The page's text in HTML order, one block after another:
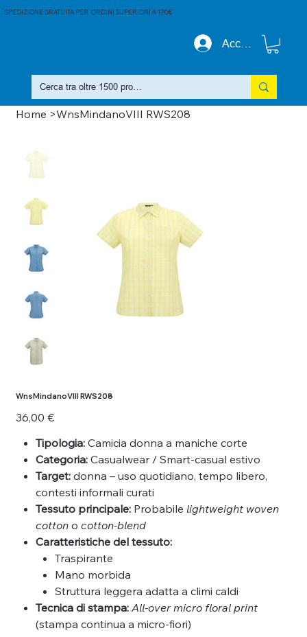
Accedi
SPEDIZIONE GRATUITA PER ORDINI SUPERIORI A 120€
Home >WnsMindanoVIII RWS208
WnsMindanoVIII RWS208
Prezzo
36,00 €
Tipologia:Camicia donna a maniche corte
Categoria:Casualwear / Smart-casual estivo
Target:donna – uso quotidiano, tempo libero,
contesti informali curati
Tessuto principale:Probabile lightweight woven
cottono cotton-blend
Caratteristiche del tessuto:
Traspirante
Mano morbida
Struttura leggera adatta a climi caldi
Tecnica di stampa: All-over micro floral print
(stampa continua a micro-fiori)